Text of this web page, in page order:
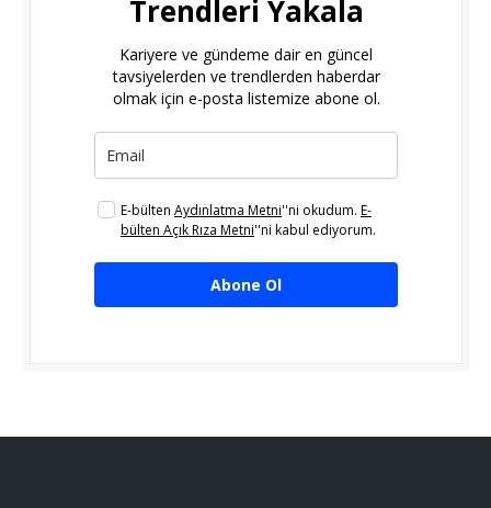
Trendleri Yakala
Kariyere ve gündeme dair en güncel
tavsiyelerden ve trendlerden haberdar
olmak için e-posta listemize abone ol.
E-bülten Aydınlatma Metni''ni okudum. E-
bülten Açık Rıza Metni''ni kabul ediyorum.
Abone Ol